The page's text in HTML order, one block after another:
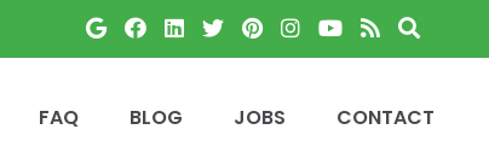
FAQ BLOG JOBS CONTACT